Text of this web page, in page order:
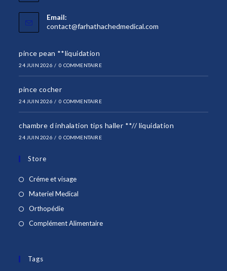
Email:
contact@farhathachedmedical.com
pince pean **liquidation
24 JUIN 2026 / 0 COMMENTAIRE
pince cocher
24 JUIN 2026 / 0 COMMENTAIRE
chambre d inhalation tips haller **// liquidation
24 JUIN 2026 / 0 COMMENTAIRE
Store
Créme et visageS’ouvre
dans
Materiel Medical
OrthopédieS’ouvre
dans
Complément AlimentaireS’ouvre
Tags